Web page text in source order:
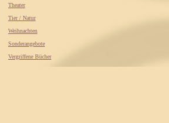
Theater
Tier / Natur
Weihnachten
Sonderangebote
Vergriffene Bücher